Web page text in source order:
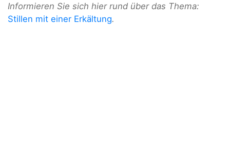
Informieren Sie sich hier rund über das Thema:
Stillen mit einer Erkältung.